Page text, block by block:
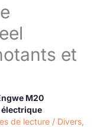
et
M20
de lecture / Divers,